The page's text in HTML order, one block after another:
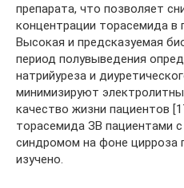
препарата, что позволяет
концентрации торасемида в
Высокая и предсказуемая
период полувыведения
натрийуреза и
минимизируют
качество жизни пациентов
торасемида ЗВ пациентами
синдромом на фоне цирроза
изучено.